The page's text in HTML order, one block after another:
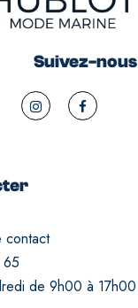
Suivez-nous
contact
de 9h00 à 17h00